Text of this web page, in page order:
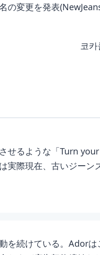
の変更を発表
코
せるような「Turn
実際現在、古いジー
を続けている。Ador